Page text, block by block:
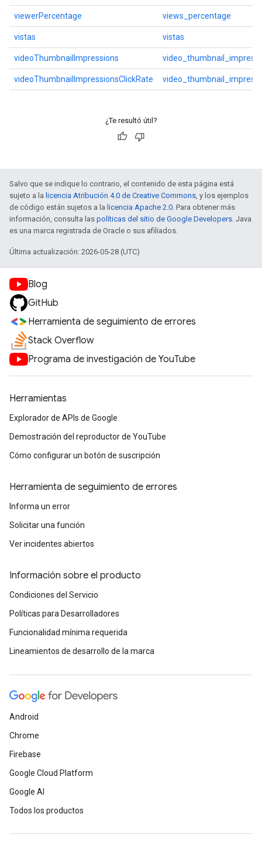
viewerPercentage views_percentage
vistas vistas
videoThumbnailImpressions
videoThumbnailImpressionsClickRate
¿Te resultó útil?
Salvo que se indique lo contrario, el contenido de esta página está
sujeto a la licencia Atribución 4.0 de Creative Commons, y los ejemplos
de código están sujetos a la licencia Apache 2.0. Para obtener más
información, consulta las políticas del sitio de Google Developers. Java
es una marca registrada de Oracle o sus afiliados.
Última actualización: 2026-05-28 (UTC)
Blog
GitHub
Herramienta de seguimiento de errores
Stack Overflow
Programa de investigación de YouTube
Herramientas
Explorador de APIs de Google
Demostración del reproductor de YouTube
Cómo configurar un botón de suscripción
Herramienta de seguimiento de errores
Informa un error
Solicitar una función
Ver incidentes abiertos
Información sobre el producto
Condiciones del Servicio
Políticas para Desarrolladores
Funcionalidad mínima requerida
Lineamientos de desarrollo de la marca
Android
Chrome
Firebase
Google Cloud Platform
Google AI
Todos los productos